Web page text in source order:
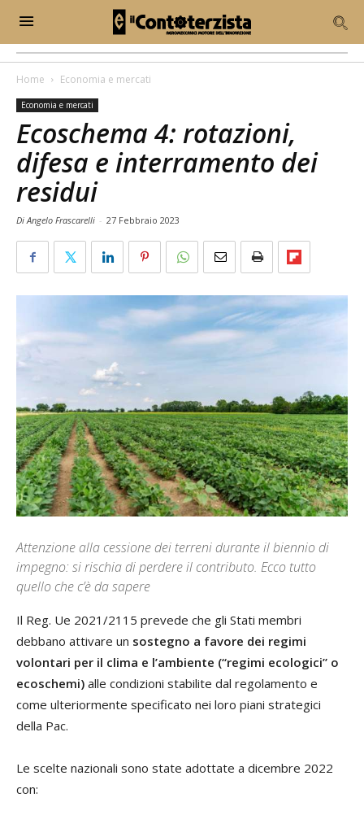
Home Economia e mercati
Economia e mercati
Ecoschema 4: rotazioni,
difesa e interramento dei
residui
Di Angelo Frascarelli - 27 Febbraio 2023
Attenzione alla cessione dei terreni durante il biennio di
impegno: si rischia di perdere il contributo. Ecco tutto
quello che c’è da sapere
Il Reg. Ue 2021/2115 prevede che gli Stati membri
debbano attivare un sostegno a favore dei regimi
volontari per il clima e l’ambiente (“regimi ecologici” o
ecoschemi) alle condizioni stabilite dal regolamento e
come ulteriormente specificato nei loro piani strategici
della Pac.
Le scelte nazionali sono state adottate a dicembre 2022
con: